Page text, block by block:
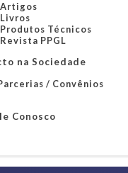
Artigos
Livros
Produtos Técnicos
Revista PPGL
na Sociedade
/ Convênios
Conosco